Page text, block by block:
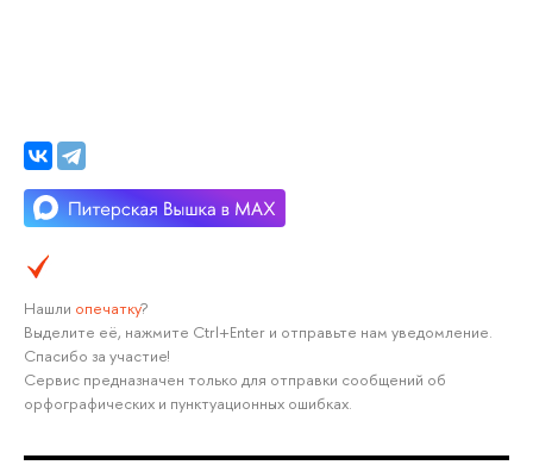
Нашли опечатку?
Выделите её, нажмите Ctrl+Enter и отправьте нам уведомление.
Спасибо за участие!
Сервис предназначен только для отправки сообщений об
орфографических и пунктуационных ошибках.